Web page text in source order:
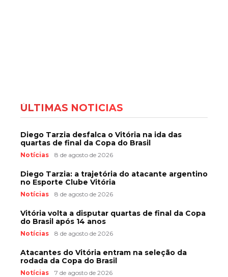
ÚLTIMAS NOTÍCIAS
Diego Tarzia desfalca o Vitória na ida das
quartas de final da Copa do Brasil
Notícias 8 de agosto de 2026
Diego Tarzia: a trajetória do atacante argentino
no Esporte Clube Vitória
Notícias 8 de agosto de 2026
Vitória volta a disputar quartas de final da Copa
do Brasil após 14 anos
Notícias 8 de agosto de 2026
Atacantes do Vitória entram na seleção da
rodada da Copa do Brasil
Notícias 7 de agosto de 2026